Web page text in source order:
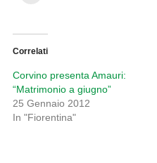
Correlati
Corvino presenta Amauri:
“Matrimonio a giugno”
25 Gennaio 2012
In "Fiorentina"